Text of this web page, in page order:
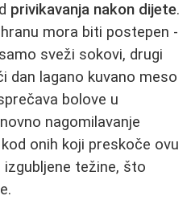
privikavanja nakon dijete.
mora biti postepen -
sveži sokovi, drugi
dan lagano kuvano meso
bolove u
nagomilavanje
onih koji preskoče ovu
težine, što